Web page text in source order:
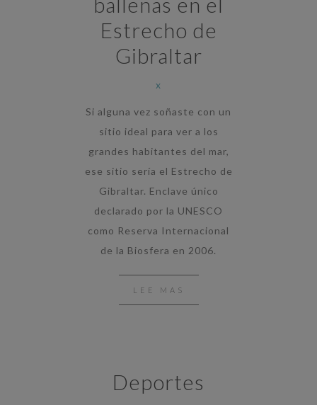
Estrecho de
Gibraltar
x
Si alguna vez soñaste con un
sitio ideal para ver a los
grandes habitantes del mar,
ese sitio sería el Estrecho de
Gibraltar. Enclave único
declarado por la UNESCO
como Reserva Internacional
de la Biosfera en 2006.
LEE MAS
Deportes